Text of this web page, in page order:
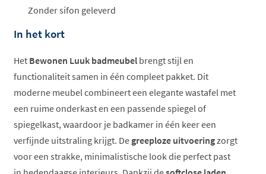
Zonder sifon geleverd
In het kort
Het Bewonen Luuk badmeubel brengt stijl en
functionaliteit samen in één compleet pakket. Dit
moderne meubel combineert een elegante wastafel met
een ruime onderkast en een passende spiegel of
spiegelkast, waardoor je badkamer in één keer een
verfijnde uitstraling krijgt. De greeploze uitvoeringzorgt
voor een strakke, minimalistische look die perfect past